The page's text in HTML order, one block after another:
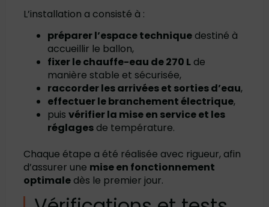
L’installation a consisté à :
préparer l’espace techniquedestiné à
accueillir le ballon,
fixer le chauffe-eau de 270 Lde
manière stable et sécurisée,
raccorder les arrivées et sorties d’eau,
effectuer le branchement électrique,
puis vérifier la mise en service et les
réglagesde température.
Chaque étape a été réalisée avec rigueur, afin
d’assurer une mise en fonctionnement
optimaledès le premier jour.